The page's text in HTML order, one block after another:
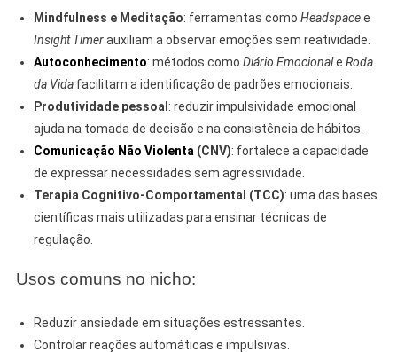
Mindfulness e Meditação: ferramentas como Headspacee
Insight Timerauxiliam a observar emoções sem reatividade.
Autoconhecimento: métodos como Diário Emocionale Roda
da Vidafacilitam a identificação de padrões emocionais.
Produtividade pessoal: reduzir impulsividade emocional
ajuda na tomada de decisão e na consistência de hábitos.
Comunicação Não Violenta (CNV): fortalece a capacidade
de expressar necessidades sem agressividade.
Terapia Cognitivo-Comportamental (TCC): uma das bases
científicas mais utilizadas para ensinar técnicas de
regulação.
Usos comuns no nicho:
Reduzir ansiedade em situações estressantes.
Controlar reações automáticas e impulsivas.